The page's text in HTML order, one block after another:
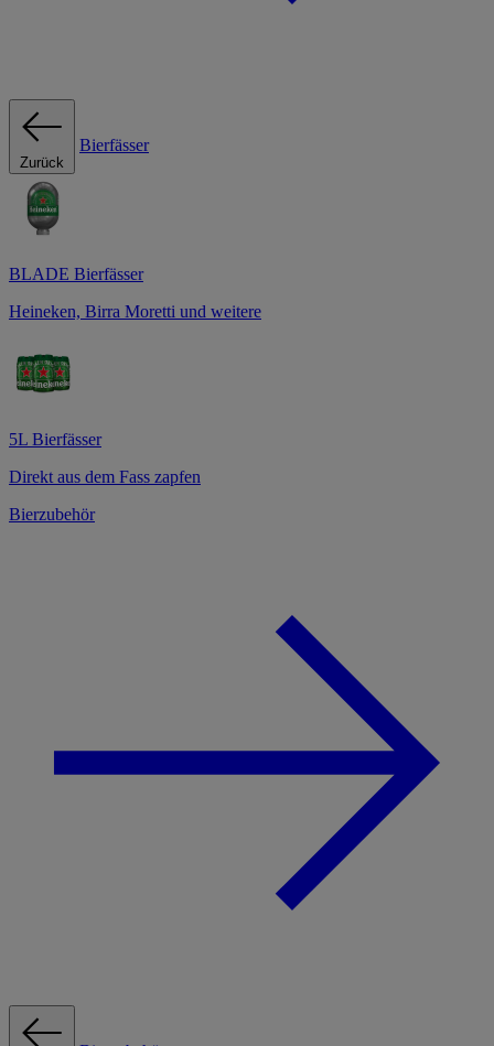
Zurück
Bierfässer
BLADE Bierfässer
Heineken, Birra Moretti und weitere
5L Bierfässer
Direkt aus dem Fass zapfen
Bierzubehör